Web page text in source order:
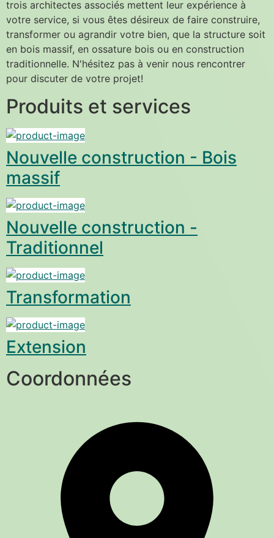
trois architectes associés mettent leur expérience à
votre service, si vous êtes désireux de faire construire,
transformer ou agrandir votre bien, que la structure soit
en bois massif, en ossature bois ou en construction
traditionnelle. N'hésitez pas à venir nous rencontrer
pour discuter de votre projet!
Produits et services
Nouvelle construction - Bois
massif
Nouvelle construction -
Traditionnel
Transformation
Extension
Coordonnées